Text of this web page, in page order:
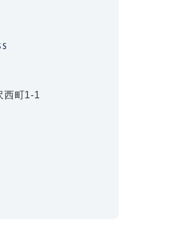
西町1-1